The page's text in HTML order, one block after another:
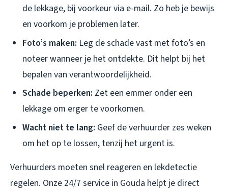
de lekkage, bij voorkeur via e-mail. Zo heb je bewijs
en voorkom je problemen later.
Foto’s maken: Leg de schade vast met foto’s en
noteer wanneer je het ontdekte. Dit helpt bij het
bepalen van verantwoordelijkheid.
Schade beperken: Zet een emmer onder een
lekkage om erger te voorkomen.
Wacht niet te lang: Geef de verhuurder zes weken
om het op te lossen, tenzij het urgent is.
Verhuurders moeten snel reageren en lekdetectie
regelen. Onze 24/7 service in Gouda helpt je direct